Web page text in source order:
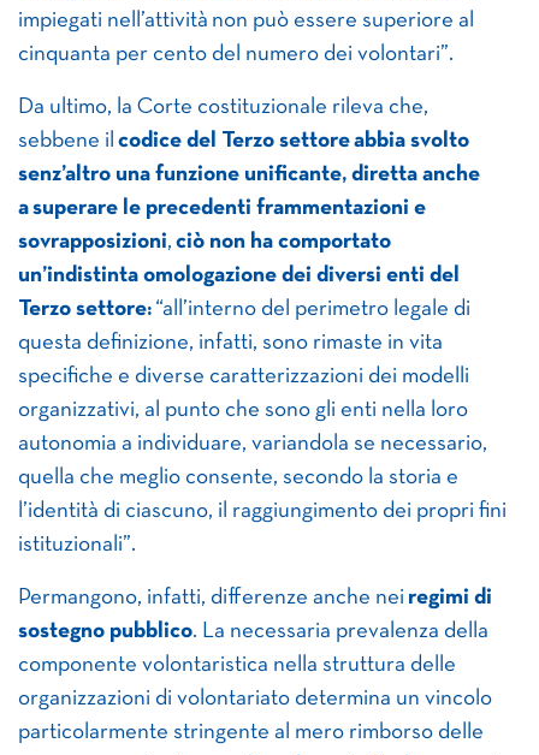
impiegati nell’attività non può essere superiore al
cinquanta per cento del numero dei volontari”.
Da ultimo, la Corte costituzionale rileva che,
sebbene il codice del Terzo settoreabbia svolto
senz’altro una funzione unificante, diretta anche
a superare le precedenti frammentazioni e
sovrapposizioni, ciò non ha comportato
un’indistinta omologazione dei diversi enti del
Terzo settore: “all’interno del perimetro legale di
questa definizione, infatti, sono rimaste in vita
specifiche e diverse caratterizzazioni dei modelli
organizzativi, al punto che sono gli enti nella loro
autonomia a individuare, variandola se necessario,
quella che meglio consente, secondo la storia e
l’identità di ciascuno, il raggiungimento dei propri fini
istituzionali”.
Permangono, infatti, differenze anche nei regimi di
sostegno pubblico. La necessaria prevalenza della
componente volontaristica nella struttura delle
organizzazioni di volontariato determina un vincolo
particolarmente stringente al mero rimborso delle